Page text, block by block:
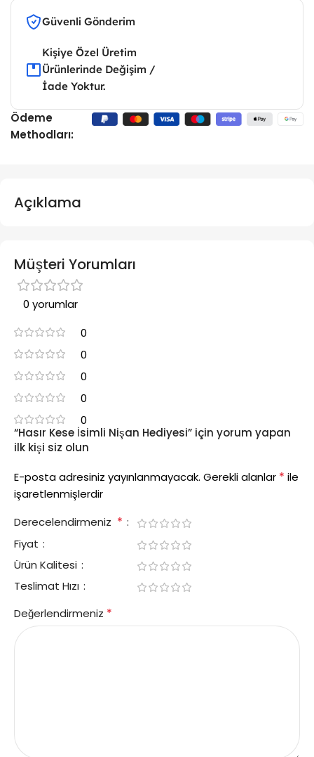
Güvenli Gönderim
Kişiye Özel Üretim
Ürünlerinde Değişim /
İade Yoktur.
Ödeme
Methodları:
Açıklama
Müşteri Yorumları
0 yorumlar
0
0
0
0
0
“Hasır Kese İsimli Nişan Hediyesi” için yorum yapan
ilk kişi siz olun
E-posta adresiniz yayınlanmayacak. Gerekli alanlar * ile
işaretlenmişlerdir
Derecelendirmeniz *
Fiyat
Ürün Kalitesi
Teslimat Hızı
Değerlendirmeniz *